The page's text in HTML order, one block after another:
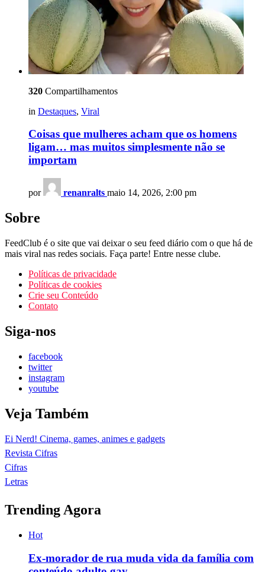
320 Compartilhamentos
in Destaques, Viral
Coisas que mulheres acham que os homens
ligam… mas muitos simplesmente não se
importam
por renanralts maio 14, 2026, 2:00 pm
Sobre
FeedClub é o site que vai deixar o seu feed diário com o que há de
mais viral nas redes sociais. Faça parte! Entre nesse clube.
Políticas de privacidade
Políticas de cookies
Crie seu Conteúdo
Contato
Siga-nos
facebook
twitter
instagram
youtube
Veja Também
Ei Nerd! Cinema, games, animes e gadgets
Revista Cifras
Cifras
Letras
Trending Agora
Hot
Ex-morador de rua muda vida da família com